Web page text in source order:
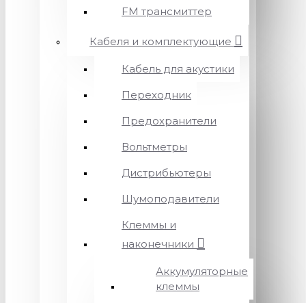
FM трансмиттер
Кабеля и комплектующие
Кабель для акустики
Переходник
Предохранители
Вольтметры
Дистрибьютеры
Шумоподавители
Клеммы и
наконечники
Аккумуляторные
клеммы